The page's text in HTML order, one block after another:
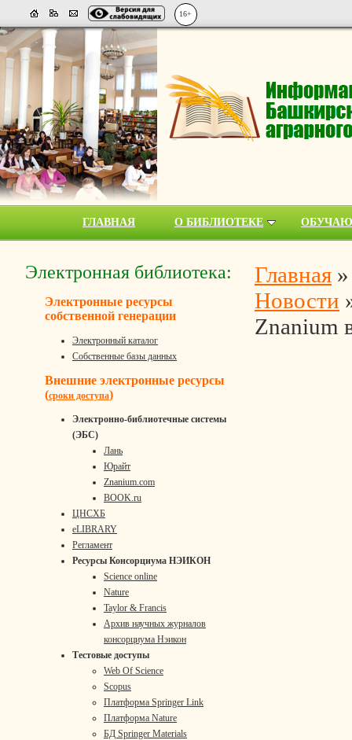
16+
ГЛАВНАЯ О БИБЛИОТЕКЕ
Электронная библиотека:
Электронные ресурсы
собственной генерации
Электронный каталог
Собственные базы данных
Внешние электронные ресурсы
(сроки доступа)
Электронно-библиотечные системы
(ЭБС)
Лань
Юрайт
Znanium.com
BOOK.ru
ЦНСХБ
eLIBRARY
Регламент
Ресурсы Консорциума НЭИКОН
Science online
Nature
Taylor & Francis
Архив научных журналов
консорциума Нэикон
Тестовые доступы
Web Of Science
Scopus
Платформа Springer Link
Платформа Nature
БД Springer Materials
Главная
Новости
Znanium